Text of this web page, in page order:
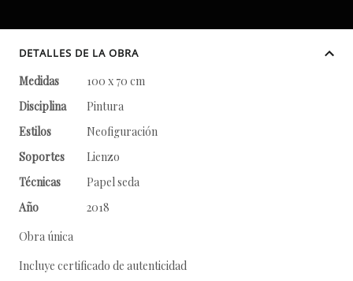
DETALLES DE LA OBRA
Medidas
100 x 70 cm
Disciplina
Pintura
Estilos
Neofiguración
Soportes
Lienzo
Técnicas
Papel seda
Año
2018
Obra única
Incluye certificado de autenticidad